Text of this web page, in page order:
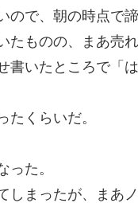
で、朝の時点で諦
ものの、まあ売れ
書いたところで「
くらいだ。
った。
まったが、まあノ